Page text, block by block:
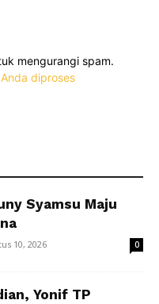
mengurangi spam.
diproses
Syamsu Maju
10, 2026 0
Yonif TP